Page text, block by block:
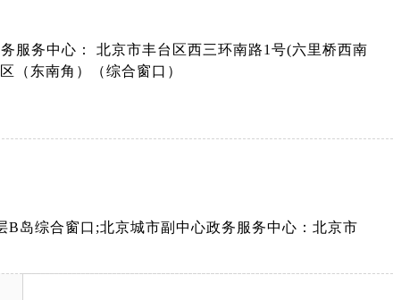
服务中心： 北京市丰台区西三环南路1号(六里桥西南
（东南角）（综合窗口）
岛综合窗口;北京城市副中心政务服务中心：北京市